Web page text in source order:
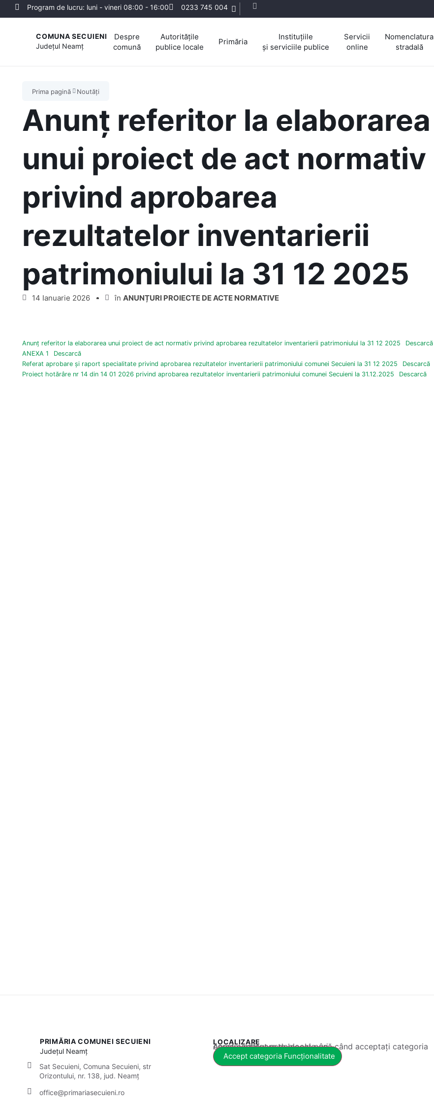
Program de lucru: luni - vineri 08:00 - 16:00 0233 745 004
COMUNA SECUIENI
Județul Neamț
Despre
comună
Autoritățile
publice locale
Primăria
Instituțiile
și serviciile publice
Servicii
online
Nomenclatura
stradală
Prima pagină Noutăți
Anunț referitor la elaborarea
unui proiect de act normativ
privind aprobarea
rezultatelor inventarierii
patrimoniului la 31 12 2025
14 Ianuarie 2026 în ANUNȚURI PROIECTE DE ACTE NORMATIVE
Anunț referitor la elaborarea unui proiect de act normativ privind aprobarea rezultatelor inventarierii patrimoniului la 31 12 2025
Descarcă
ANEXA 1
Descarcă
Referat aprobare și raport specialitate privind aprobarea rezultatelor inventarierii patrimoniului comunei Secuieni la 31 12 2025
Descarcă
Proiect hotărâre nr 14 din 14 01 2026 privind aprobarea rezultatelor inventarierii patrimoniului comunei Secuieni la 31.12.2025
Descarcă
PRIMĂRIA COMUNEI SECUIENI
Județul Neamț
Sat Secuieni, Comuna Secuieni, str
Orizontului, nr. 138, jud. Neamț
office@primariasecuieni.ro
LOCALIZARE
Acest conținut este blocat până când acceptați categoria corespunzătoare de cookie-uri.
Accept categoria Funcționalitate